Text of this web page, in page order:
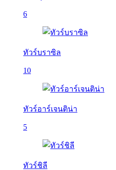
6
ทัวร์บราซิล
10
ทัวร์อาร์เจนติน่า
5
ทัวร์ชิลี